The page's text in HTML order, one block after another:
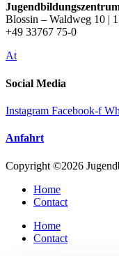
Blossin – Waldweg 10 |
+49 33767 75-0
At
Social Media
Instagram Facebook-f
Anfahrt
Copyright ©2026
Home
Contact
Home
Contact